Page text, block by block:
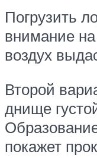
Погрузить
внимание
воздух
Второй
днище
покажет